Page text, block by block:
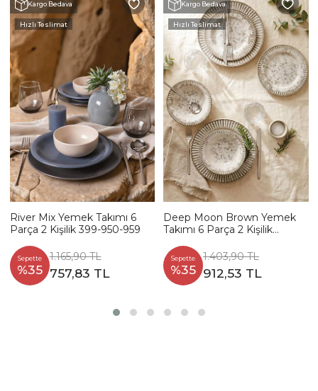
Kargo Bedava
Hızlı Teslimat
River Mix Yemek Takımı 6
Parça 2 Kişilik 399-950-959
Sepette
%35
1.165,90 TL
757,83 TL
Kargo Bedava
Hızlı Teslimat
Deep Moon Brown Yemek
Takımı 6 Parça 2 Kişilik
Sepette
%35
1.403,90 TL
912,53 TL